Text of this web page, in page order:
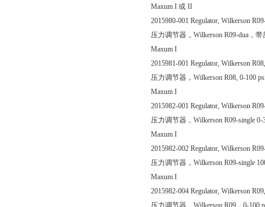
Maxum I 或 II
2015980-001 Regulator, Wilkerson
压力调节器，Wilkerson R09-dua，
Maxum I
2015981-001 Regulator, Wilkerson
压力调节器，Wilkerson R08, 0-100
Maxum I
2015982-001 Regulator, Wilkerson
压力调节器，Wilkerson R09-single
Maxum I
2015982-002 Regulator, Wilkerson
压力调节器，Wilkerson R09-single
Maxum I
2015982-004 Regulator, Wilkerson